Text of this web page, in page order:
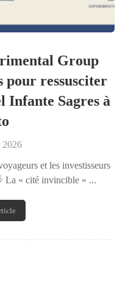
Group
pour ressusciter
Infante Sagres à
2026
et les investisseurs
La « cité invincible » ...